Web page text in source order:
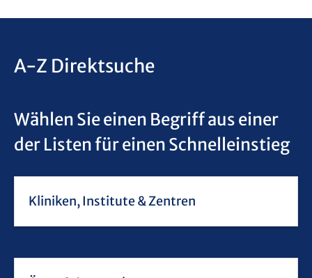
Powered byUsercentrics Consent Management
A-Z Direktsuche
Wählen Sie einen Begriff aus einer
der Listen für einen Schnelleinstieg